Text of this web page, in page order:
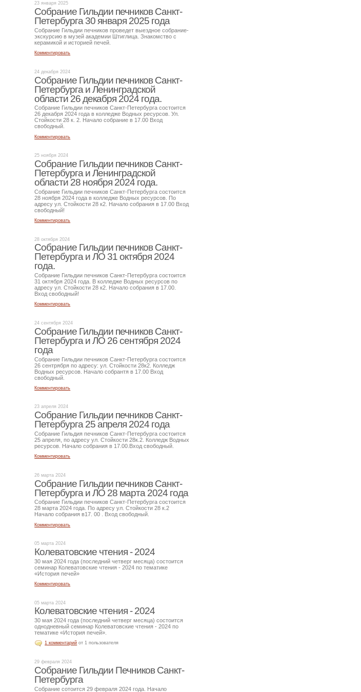
23 января 2025
Собрание Гильдии печников Санкт-
Петербурга 30 января 2025 года
Собрание Гильдии печников проведет выездное собрание-
экскурсию в музей академии Штиглица. Знакомство с
керамикой и историей печей.
Комментировать
24 декабря 2024
Собрание Гильдии печников Санкт-
Петербурга и Ленинградской
области 26 декабря 2024 года.
Собрание Гильдии печников Санкт-Петербурга состоится
26 декабря 2024 года в колледже Водных ресурсов. Ул.
Стойкости 28 к. 2. Начало собрание в 17.00 Вход
свободный.
Комментировать
25 ноября 2024
Собрание Гильдии печников Санкт-
Петербурга и Ленинградской
области 28 ноября 2024 года.
Собрание Гильдии печников Санкт-Петербурга состоится
28 ноября 2024 года в колледже Водных ресурсов. По
адресу ул. Стойкости 28 к2. Начало собрания в 17.00 Вход
свободный!
Комментировать
28 октября 2024
Собрание Гильдии печников Санкт-
Петербурга и ЛО 31 октября 2024
года.
Собрание Гильдии печников Санкт-Петербурга состоится
31 октября 2024 года. В колледже Водных ресурсов по
адресу ул. Стойкости 28 к2. Начало собрания в 17.00.
Вход свободный!
Комментировать
24 сентября 2024
Собрание Гильдии печников Санкт-
Петербурга и ЛО 26 сентября 2024
года
Собрание Гильдии печников Санкт-Петербурга состоится
26 сентрября по адресу: ул. Стойкости 28к2. Колледж
Водных ресурсов. Начало собрантя в 17.00 Вход
свободный.
Комментировать
23 апреля 2024
Собрание Гильдии печников Санкт-
Петербурга 25 апреля 2024 года
Собрание Гильдия печников Санкт-Петербурга состоится
25 апреля, по адресу ул. Стойкости 28к.2. Колледж Водных
ресурсов. Начало собрания в 17.00.Вход свободный.
Комментировать
26 марта 2024
Собрание Гильдии печников Санкт-
Петербурга и ЛО 28 марта 2024 года
Собрание Гильдии печников Санкт-Петербурга состоится
28 марта 2024 года. По адресу ул. Стойкости 28 к.2
Начало собрания в17. 00 . Вход свободный.
Комментировать
05 марта 2024
Колеватовские чтения - 2024
30 мая 2024 года (последний четверг месяца) состоится
семинар Колеватовские чтения - 2024 по тематике
«История печей»
Комментировать
05 марта 2024
Колеватовские чтения - 2024
30 мая 2024 года (последний четверг месяца) состоится
однодневный семинар Колеватовские чтения - 2024 по
тематике «История печей».
1 комментарий от 1 пользователя
29 февраля 2024
Собрание Гильдии Печников Санкт-
Петербурга
Собрание сотоится 29 февраля 2024 года. Начало